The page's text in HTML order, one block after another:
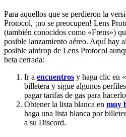
Para aquellos que se perdieron la
Protocol, ¡no se preocupen! Lens
(también conocidos como «Frens»)
posible lanzamiento aéreo. Aquí hay
posible airdrop de Lens Protocol
beta cerrada:
Ir a encuentros y haga clic en
billetera y sigue algunos
pagar tarifas de gas para
Obtener la lista blanca en muy
haga una lista blanca por
a su Discord.